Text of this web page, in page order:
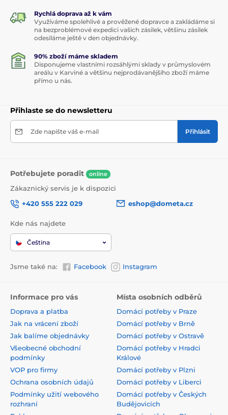
Rychlá doprava až k vám
Využíváme spolehlivé a prověžené dopravce a zakládáme si
na bezproblémové expedici vašich zásilek, většinu zásilek
odesíláme ještě v den objednávky.
90% zboží máme skladem
Disponujeme vlastními rozsáhlými sklady v průmyslovém
areálu v Karviné a většinu nejprodávanějšího zboží máme
přímo u nás.
Přihlaste se do newsletteru
Zde napište váš e-mail Přihlásit
Potřebujete poradit online
Zákaznický servis je k dispozici
+420 555 222 029
eshop@dometa.cz
Kde nás najdete
Čeština
Jsme také na: Facebook Instagram
Informace pro vás
Doprava a platba
Jak na vrácení zboží
Jak balíme objednávky
Všeobecné obchodní
podmínky
VOP pro firmy
Ochrana osobních údajů
Podmínky užití webového
rozhraní
Místa osobních odběrů
Domácí potřeby v Praze
Domácí potřeby v Brně
Domácí potřeby v Ostravě
Domácí potřeby v Hradci
Králové
Domácí potřeby v Plzni
Domácí potřeby v Liberci
Domácí potřeby v Českých
Budějovicích